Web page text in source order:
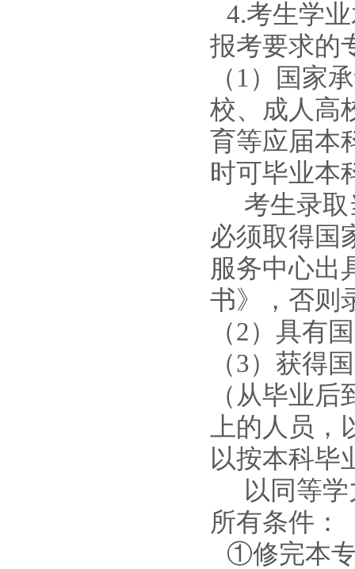
4.考生学
报考要求的
（ 1）国家
校、成人高
育等应届本
时可毕业本
考生录
必须取得国
服务中心出
书》，否则
（2）具有
（3）获得
（从毕业
上的人员
以按本科毕
以同等
所有条件：
①修完本